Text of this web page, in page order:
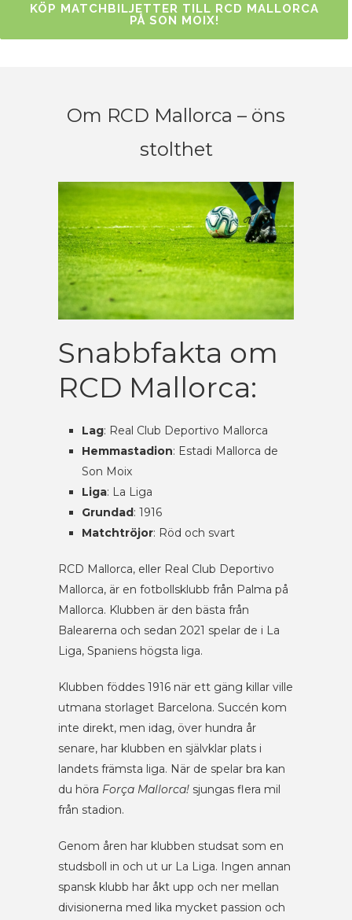
KÖP MATCHBILJETTER TILL RCD MALLORCA
PÅ SON MOIX!
Om RCD Mallorca – öns
stolthet
Snabbfakta om
RCD Mallorca:
Lag: Real Club Deportivo Mallorca
Hemmastadion: Estadi Mallorca de
Son Moix
Liga: La Liga
Grundad: 1916
Matchtröjor: Röd och svart
RCD Mallorca, eller Real Club Deportivo
Mallorca, är en fotbollsklubb från Palma på
Mallorca. Klubben är den bästa från
Balearerna och sedan 2021 spelar de i La
Liga, Spaniens högsta liga.
Klubben föddes 1916 när ett gäng killar ville
utmana storlaget Barcelona. Succén kom
inte direkt, men idag, över hundra år
senare, har klubben en självklar plats i
landets främsta liga. När de spelar bra kan
du höra Força Mallorca! sjungas flera mil
från stadion.
Genom åren har klubben studsat som en
studsboll in och ut ur La Liga. Ingen annan
spansk klubb har åkt upp och ner mellan
divisionerna med lika mycket passion och